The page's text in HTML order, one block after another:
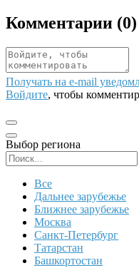
Комментарии (0)
Получать на e‑mail
Войдите, чтобы
Выбор региона
Все
Дальнее зарубежье
Ближнее зарубежье
Москва
Санкт-Петербург
Татарстан
Башкортостан